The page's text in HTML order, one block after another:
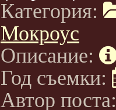
Категория:
Мокроус
Описание:
Год съемки:
Автор